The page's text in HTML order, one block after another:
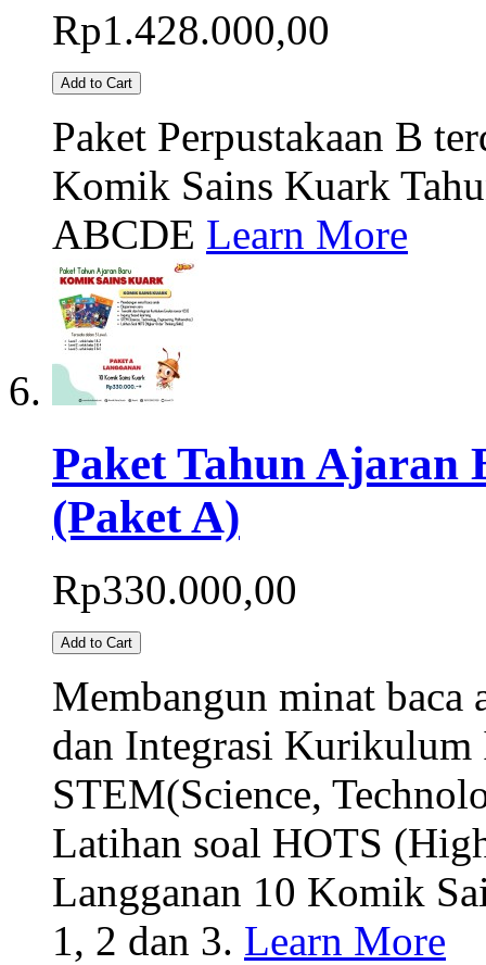
Rp1.428.000,00
Add to Cart
Paket Perpustakaan B
Komik Sains Kuark
ABCDE Learn More
Paket Tahun Ajaran
(Paket A)
Rp330.000,00
Add to Cart
Membangun minat baca
dan Integrasi Kurikulum
STEM(Science,
Latihan soal HOTS
Langganan 10 Komik
1, 2 dan 3. Learn More